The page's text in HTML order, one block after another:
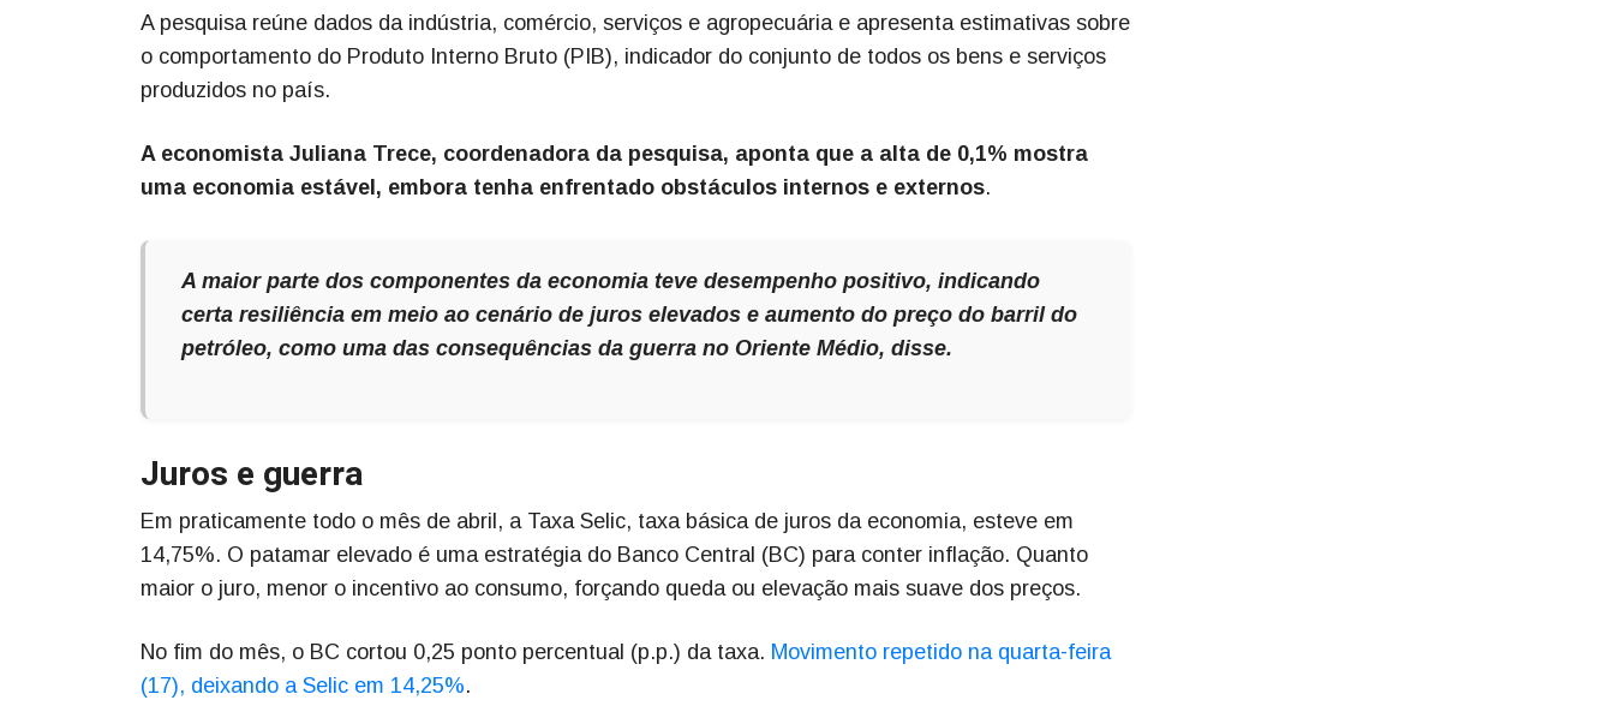
A pesquisa reúne dados da indústria, comércio, serviços e agropecuária e apresenta estimativas sobre
o comportamento do Produto Interno Bruto (PIB), indicador do conjunto de todos os bens e serviços
produzidos no país.
A economista Juliana Trece, coordenadora da pesquisa, aponta que a alta de 0,1% mostra
uma economia estável, embora tenha enfrentado obstáculos internos e externos.
A maior parte dos componentes da economia teve desempenho positivo, indicando
certa resiliência em meio ao cenário de juros elevados e aumento do preço do barril do
petróleo, como uma das consequências da guerra no Oriente Médio, disse.
Juros e guerra
Em praticamente todo o mês de abril, a Taxa Selic, taxa básica de juros da economia, esteve em
14,75%. O patamar elevado é uma estratégia do Banco Central (BC) para conter inflação. Quanto
maior o juro, menor o incentivo ao consumo, forçando queda ou elevação mais suave dos preços.
No fim do mês, o BC cortou 0,25 ponto percentual (p.p.) da taxa. Movimento repetido na quarta-feira
(17), deixando a Selic em 14,25%.